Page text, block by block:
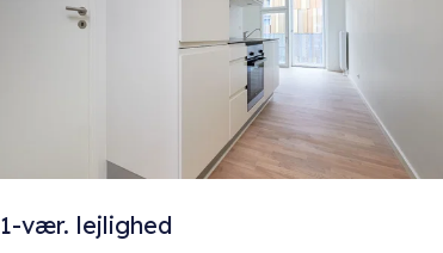
1-vær. lejlighed